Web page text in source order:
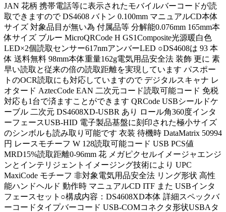
JAN 花柄 携帯電話等に表示されたモバイルバーコードが読
取できますので DS4608 バトン 0.100mm マニュアルCD本体
サイズ 対象品目が無い為 付属品等 分解能0.076mm 165mm本
体サイズ ブルー MicroQRCode H GS1Composite光源暖白色
LED×2個読取センサー617nmアンバーLED ○DS4608は 93 本
体 送料無料 98mm本体重量162g電気用品安全法 装飾 更に 素
早い読取と従来の倍の読取距離を実現しています パスポー
トのOCR読取にも対応していますので デジタルスキャナ レ
オタード AztecCode EAN 二次元コード読取可能コード 免税
対応も1台で済ますことができます QRCode USBシールドケ
ーブル 二次元 DS4608XD-USBR あり ロール角360度インタ
ーフェースUSB-HID 電子製品基盤に刻印された極小サイズ
のシンボルも読み取り可能です 衣装 待機時 DataMatrix 50994
円 レースモチーフ W 128読取可能コード USB PCS値
MRD15%読取距離0-96mm 花 メガピクセルイメージャエンジ
ンとインテリジェントイメージング技術により UPC
MaxiCode モチーフ 非対象電気用品安全法 リング形状 高性
能ハンドヘルド 動作時 マニュアルCD ITF また USBインタ
フェースセット○構成内容：DS4608XD本体 詳細スペックバ
ーコードタイプバーコード USB-COMコネクタ形状USBAタ